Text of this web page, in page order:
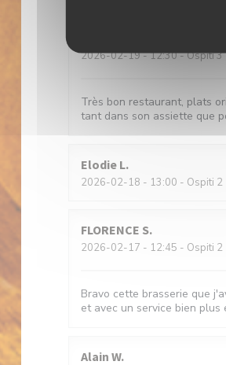
2026-02-19- 12:30 - Ospiti 3
Très bon restaurant, plats
tant dans son assiette que
Elodie L
2026-02-18 - 13:00 - Ospiti 2
FLORENCE S
2026-02-17 - 12:45 - Ospiti 2
Bravo cette brasserie que
et avec un service bien plus
Alain W